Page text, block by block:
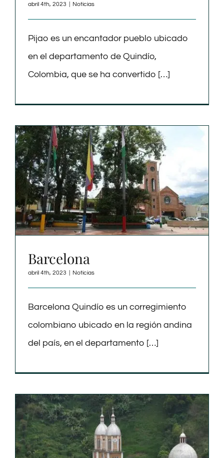
abril 4th, 2023 Noticias
Pijao es un encantador pueblo ubicado
en el departamento de Quindío,
Colombia, que se ha convertido […]
Barcelona
abril 4th, 2023 Noticias
Barcelona Quindío es un corregimiento
colombiano ubicado en la región andina
del país, en el departamento […]